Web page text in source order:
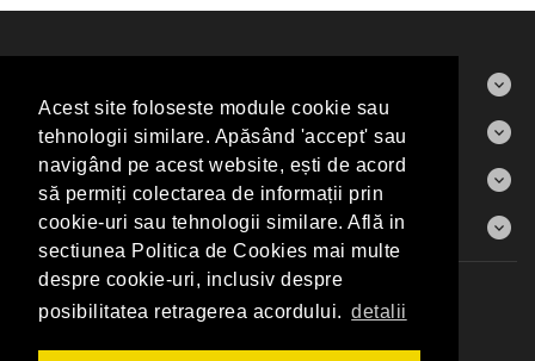
Acest site foloseste module cookie sau
tehnologii similare. Apăsând 'accept' sau
navigând pe acest website, ești de acord
să permiți colectarea de informații prin
cookie-uri sau tehnologii similare. Află in
sectiunea Politica de Cookies mai multe
despre cookie-uri, inclusiv despre
posibilitatea retragerea acordului. detalii
CONTACT
INFORMAŢII
CONTUL MEU
Producători Harta Sitului
Elite Art Gallery Shop © 2026